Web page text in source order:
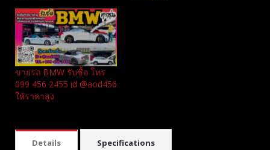
ขายรถ BMW รับซื้อ โทร
099 456 2455 id @aod456
ให้ราคาสูง
Details Specifications